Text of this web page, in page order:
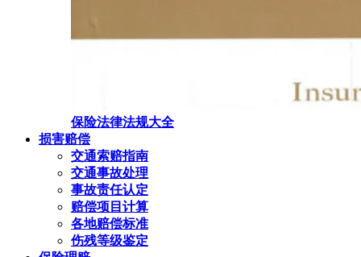
保险法律法规大全
损害赔偿
交通索赔指南
交通事故处理
事故责任认定
赔偿项目计算
各地赔偿标准
伤残等级鉴定